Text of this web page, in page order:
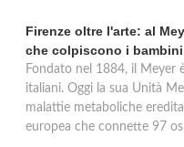
Firenze oltre l'arte: al
che colpiscono i bambini
Fondato nel 1884, il Meyer
italiani. Oggi la sua Unità
malattie metaboliche
europea che connette 97